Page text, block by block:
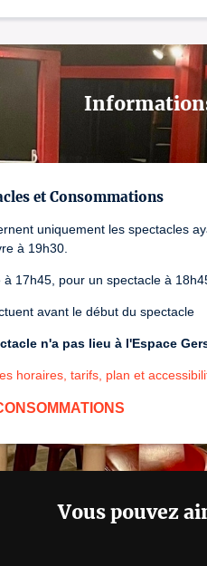
Vous pouvez
et Consommations
uniquement les spectacles
à 19h30.
17h45, pour un spectacle à
avant le début du spectacle
n'a pas lieu à l'Espace
horaires, tarifs, plan et